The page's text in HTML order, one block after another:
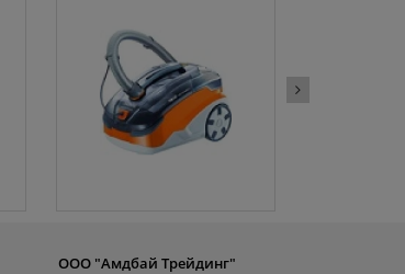
ООО "Амдбай Трейдинг"